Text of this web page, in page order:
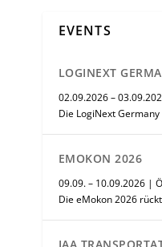
EVENTS
LOGINEXT
02.09.2026 –
Die LogiNext
EMOKON 2026
09.09. – 10.09.2026 |
Die eMokon 2026 rückt